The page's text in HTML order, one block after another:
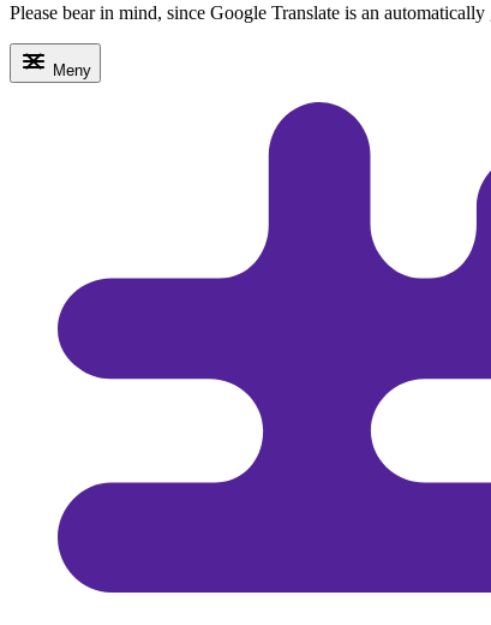
Please bear in mind, since Google Translate is an
Meny